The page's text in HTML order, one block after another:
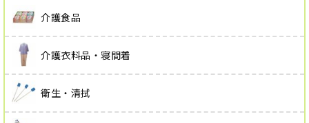
介護食品
介護衣料品・寝間着
衛生・清拭